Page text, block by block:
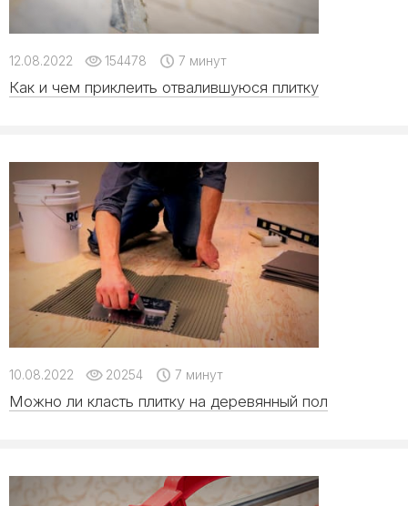
12.08.2022 154478 7 минут
Как и чем приклеить отвалившуюся плитку
10.08.2022 20254 7 минут
Можно ли класть плитку на деревянный пол